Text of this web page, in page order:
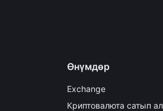
Өнүмдөр
Exchange
Криптовалюта сатып